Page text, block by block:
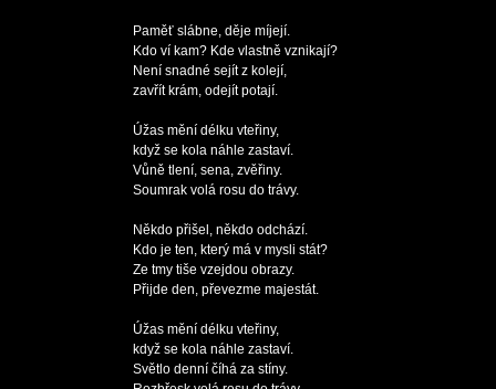
Paměť slábne, děje míjejí.
Kdo ví kam? Kde vlastně vznikají?
Není snadné sejít z kolejí,
zavřít krám, odejít potají.
Úžas mění délku vteřiny,
když se kola náhle zastaví.
Vůně tlení, sena, zvěřiny.
Soumrak volá rosu do trávy.
Někdo přišel, někdo odchází.
Kdo je ten, který má v mysli stát?
Ze tmy tiše vzejdou obrazy.
Přijde den, převezme majestát.
Úžas mění délku vteřiny,
když se kola náhle zastaví.
Světlo denní číhá za stíny.